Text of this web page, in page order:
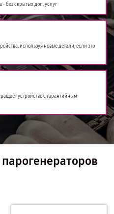
без скрытых доп. услуг
используя новые детали, если это
устройство с гарантийным